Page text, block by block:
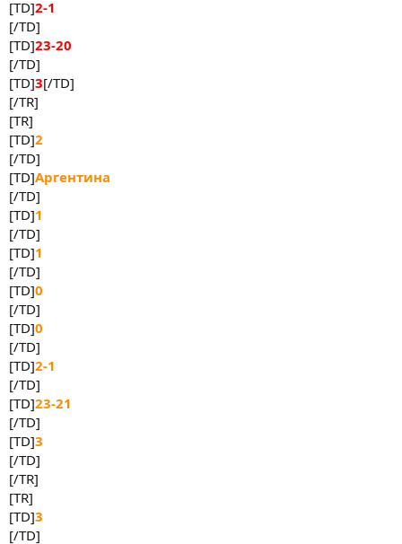
[TD]2-1
[/TD]
[TD]23-20
[/TD]
[TD]3[/TD]
[/TR]
[TR]
[TD]2
[/TD]
[TD]Аргентина
[/TD]
[TD]1
[/TD]
[TD]1
[/TD]
[TD]0
[/TD]
[TD]0
[/TD]
[TD]2-1
[/TD]
[TD]23-21
[/TD]
[TD]3
[/TD]
[/TR]
[TR]
[TD]3
[/TD]